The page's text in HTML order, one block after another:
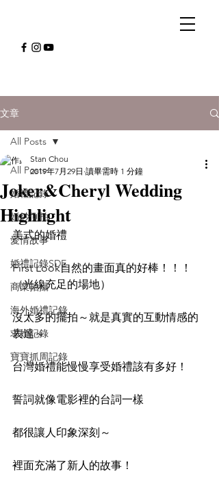
文章
All Posts
婚禮記錄
婚紗側拍
愛情故事
婚禮記錄SDE
商業拍攝
海外婚禮記錄
求婚記錄
寶寶抓周記錄
All Posts
Joker&Cheryl Wedding
Highlight
Stan Chou
2019年7月29日 讀畢需時 1 分鐘
美式的婚禮
First Look自然的畫面真的好棒！！！
（光線充足的場地）
沒太多的擺拍～就是真實的互動情感的
表達～
台灣婚禮能慢慢享受婚禮該有多好！
誓詞就像電影裡的台詞一樣
都很讓人印象深刻～
裡面充滿了新人的故事！